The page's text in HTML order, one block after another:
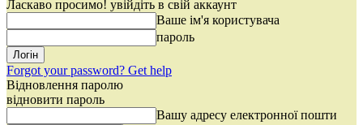
Ласкаво просимо! увійдіть в свій аккаунт
Ваше ім'я користувача
пароль
Forgot your password? Get help
Відновлення паролю
відновити пароль
Вашу адресу електронної пошти